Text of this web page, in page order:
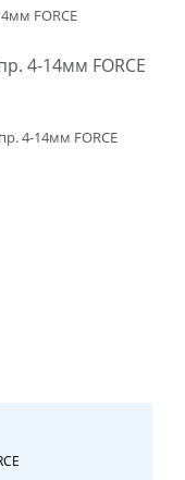
FORCE
4-14мм FORCE